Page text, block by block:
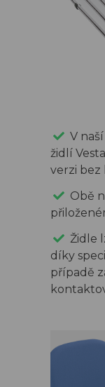
V
židlí
verzi bez
Obě
Židle
díky
případě